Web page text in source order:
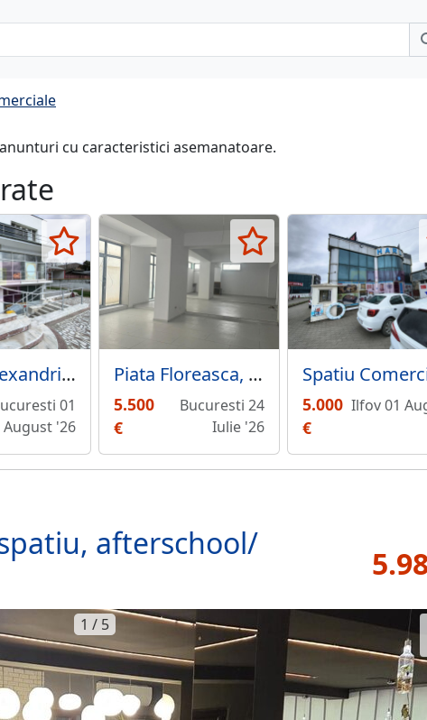
cu caracteristici asemanatoare.
Spatiu Alexandriei pretabil orice tip de activitate
01
August '26
Piata Floreasca, Dorobanti,
5.500
€
Bucuresti 24
Iulie '26
5.000
€
Ilfov 01
afterschool/
1 / 5